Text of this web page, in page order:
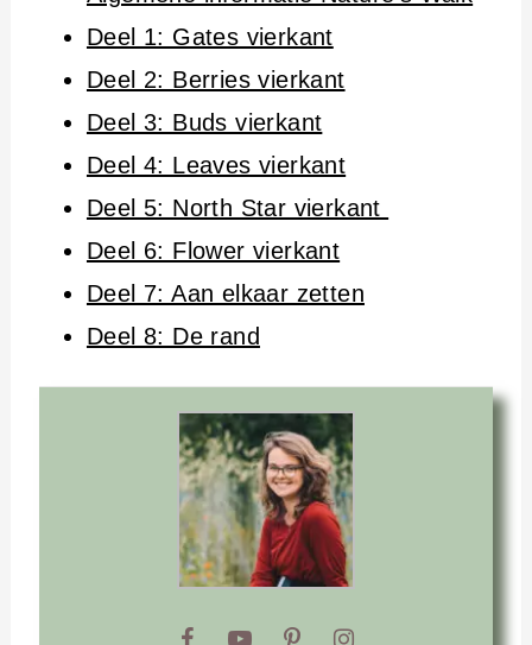
Deel 1: Gates vierkant
Deel 2: Berries vierkant
Deel 3: Buds vierkant
Deel 4: Leaves vierkant
Deel 5: North Star vierkant
Deel 6: Flower vierkant
Deel 7: Aan elkaar zetten
Deel 8: De rand